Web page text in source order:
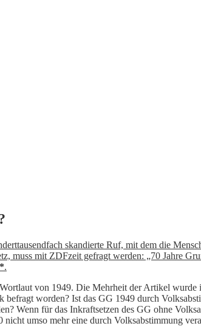
skandierte Ruf, mit dem die
muss mit ZDFzeit gefragt werden: „70 Jahre
.
von 1949. Die Mehrheit der Artikel wurde
worden? Ist das GG 1949 durch
Wenn für das Inkraftsetzen des GG ohne
umso mehr eine durch Volksabstimmung